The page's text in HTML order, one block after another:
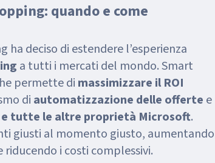
quando e come
ha deciso di estendere l’esperienza
a tutti i mercati del mondo. Smart
permette di massimizzare il ROI
di automatizzazione delle offerte e
e tutte le altre proprietà Microsoft.
giusti al momento giusto, aumentando
riducendo i costi complessivi.